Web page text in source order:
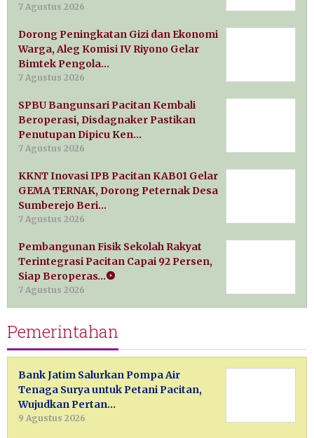
7 Agustus 2026
Dorong Peningkatan Gizi dan Ekonomi
Warga, Aleg Komisi IV Riyono Gelar
Bimtek Pengola…
7 Agustus 2026
SPBU Bangunsari Pacitan Kembali
Beroperasi, Disdagnaker Pastikan
Penutupan Dipicu Ken…
7 Agustus 2026
KKNT Inovasi IPB Pacitan KAB01 Gelar
GEMA TERNAK, Dorong Peternak Desa
Sumberejo Beri…
7 Agustus 2026
Pembangunan Fisik Sekolah Rakyat
Terintegrasi Pacitan Capai 92 Persen,
Siap Beroperas…
7 Agustus 2026
Pemerintahan
Bank Jatim Salurkan Pompa Air
Tenaga Surya untuk Petani Pacitan,
Wujudkan Pertan…
9 Agustus 2026